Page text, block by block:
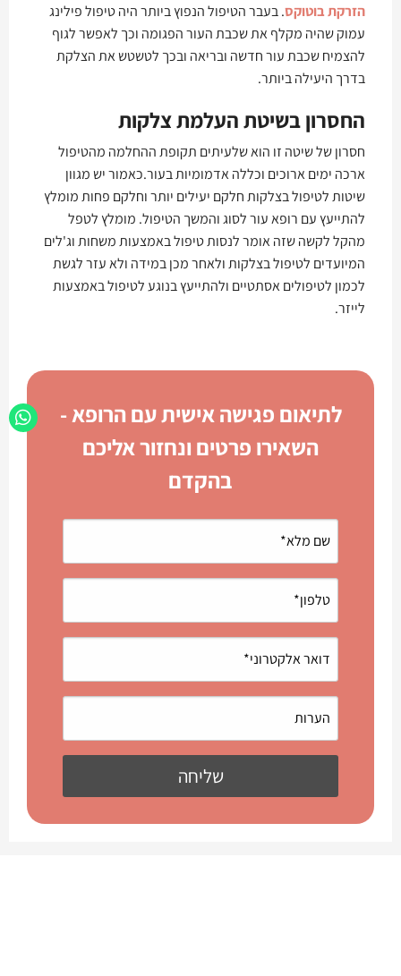
הזרקת בוטוקס. בעבר הטיפול הנפוץ ביותר היה טיפול פילינג
עמוק שהיה מקלף את שכבת העור הפגומה וכך לאפשר לגוף
להצמיח שכבת עור חדשה ובריאה ובכך לטשטש את הצלקת
בדרך היעילה ביותר.
החסרון בשיטת העלמת צלקות
חסרון של שיטה זו הוא שלעיתים תקופת ההחלמה מהטיפול
ארכה ימים ארוכים וכללה אדמומיות בעור.כאמור יש מגוון
שיטות לטיפול בצלקות חלקם יעילים יותר וחלקם פחות מומלץ
להתייעץ עם רופא עור לסוג והמשך הטיפול. מומלץ לטפל
מהקל לקשה שזה אומר לנסות טיפול באמצעות משחות וג'לים
המיועדים לטיפול בצלקות ולאחר מכן במידה ולא עזר לגשת
לכמון לטיפולים אסתטיים ולהתייעץ בנוגע לטיפול באמצעות
לייזר.
לתיאום פגישה אישית עם הרופא -
השאירו פרטים ונחזור אליכם
בהקדם